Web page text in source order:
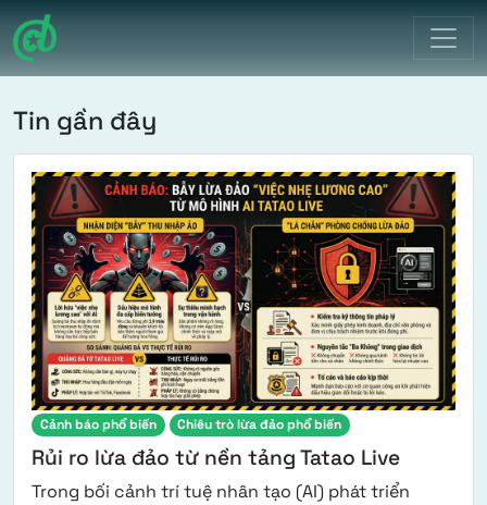
Điều hướng chính
Tin gần đây
Cảnh báo phổ biến Chiêu trò lừa đảo phổ biến
Rủi ro lừa đảo từ nền tảng Tatao Live
Trong bối cảnh trí tuệ nhân tạo (AI) phát triển